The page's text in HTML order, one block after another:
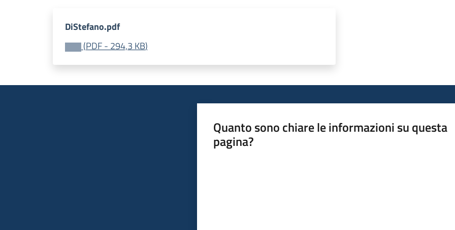
DiStefano.pdf
(PDF- 294,3 KB)
Quanto sono chiare le informazioni su questa
pagina?